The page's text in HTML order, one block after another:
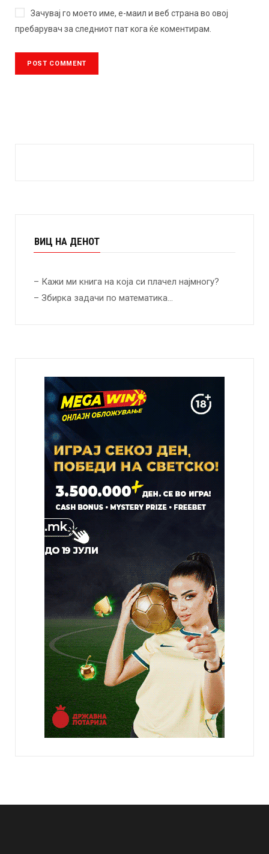
Зачувај го моето име, е-маил и веб страна во овој
пребарувач за следниот пат кога ќе коментирам.
ВИЦ НА ДЕНОТ
– Кажи ми книга на која си плачел најмногу?
– Збирка задачи по математика…